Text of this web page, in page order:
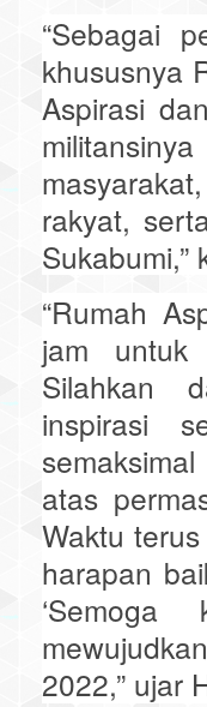
“Sebagai
khususnya
Aspirasi
rakyat,
Sukabumi,”
“Rumah
jam untuk
Silahkan
inspirasi
atas
Waktu
harapan
2022,” ujar